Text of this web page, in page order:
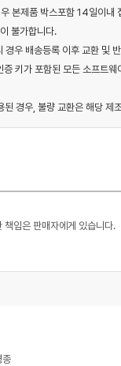
본제품 박스포함 14일이내
불가합니다.
우 배송등록 이후 교환 및
키가 포함된 모든 소프트웨
경우, 불량 교환은 해당 제
임은 판매자에게 있습니다.
종